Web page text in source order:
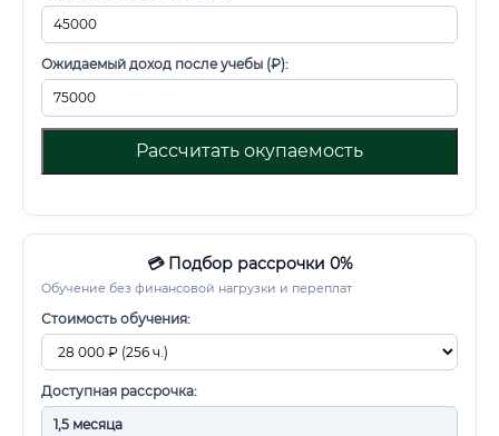
Ожидаемый доход после учебы (₽):
Рассчитать окупаемость
💳 Подбор рассрочки 0%
Обучение без финансовой нагрузки и переплат
Стоимость обучения:
Доступная рассрочка: